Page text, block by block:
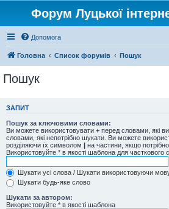
Форум Луцької
Допомога
Головна Список форумів Пошук
Пошук
ЗАПИТ
Пошук за ключовими словами:
Ви можете використовувати + перед словами, які
словами, які непотрібно шукати. Ви можете
розділяючи їх символом | на частини, якщо
Використовуйте * в якості шаблона для часткового
Шукати усі слова / Шукати використовуючи
Шукати будь-яке слово
Шукати за автором:
Використовуйте * в якості шаблона